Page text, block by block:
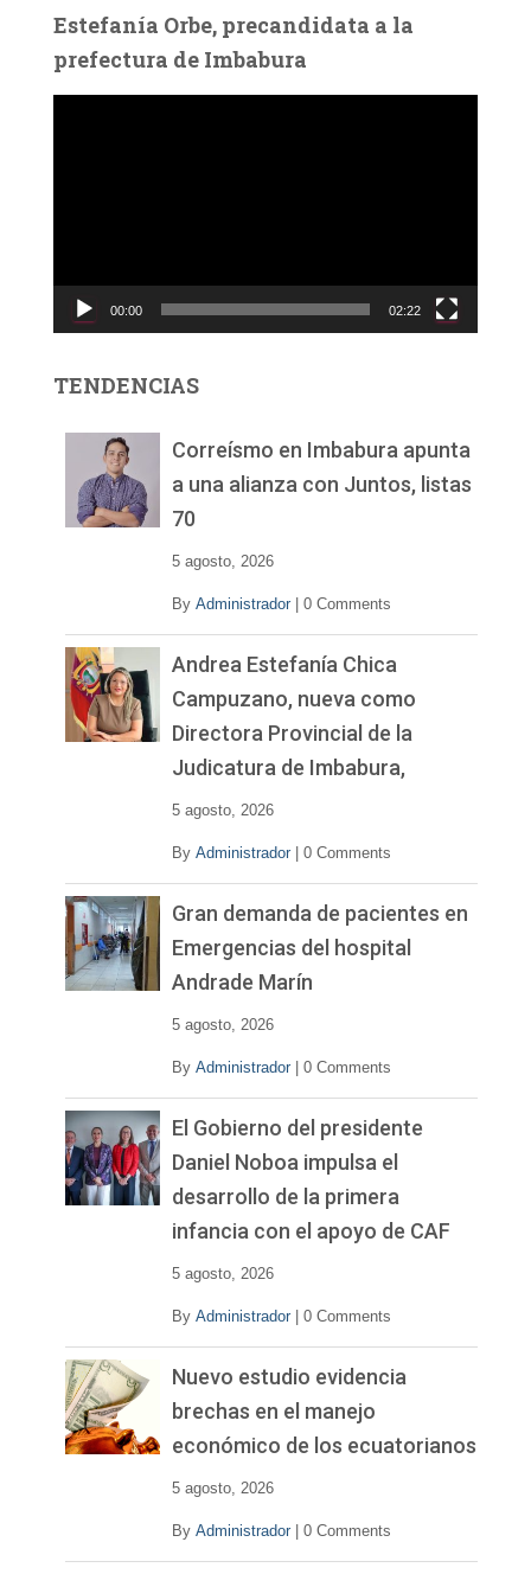
Estefanía Orbe, precandidata a la
prefectura de Imbabura
c
d
00:00 02:22
TENDENCIAS
Correísmo en Imbabura apunta
a una alianza con Juntos, listas
70
5 agosto, 2026
By Administrador 0 Comments
Andrea Estefanía Chica
Campuzano, nueva como
Directora Provincial de la
Judicatura de Imbabura,
5 agosto, 2026
By Administrador 0 Comments
Gran demanda de pacientes en
Emergencias del hospital
Andrade Marín
5 agosto, 2026
By Administrador 0 Comments
El Gobierno del presidente
Daniel Noboa impulsa el
desarrollo de la primera
infancia con el apoyo de CAF
5 agosto, 2026
By Administrador 0 Comments
Nuevo estudio evidencia
brechas en el manejo
económico de los ecuatorianos
5 agosto, 2026
By Administrador 0 Comments